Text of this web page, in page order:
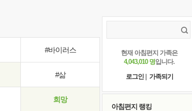
#바이러스
#삶
희망
현재 아침편지 가족은
4,043,010 명입니다.
로그인
가족되기
아침편지 랭킹